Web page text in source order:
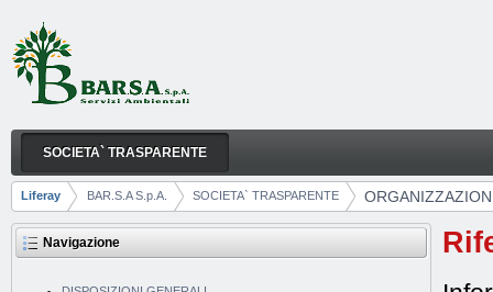
Salta al contenuto
ORGANIZZAZIONE
Navigazione
SOCIETA` TRASPARENTE
Breadcrumb
Liferay BAR.S.A S.p.A. SOCIETA` TRASPARENTE
Navigazione